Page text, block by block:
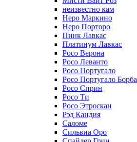
неизвестно кам
Неро Маркино
Неро Порторо
Пинк Лавкаc
Платинум Лавкас
Росо Верона
Росо Леванто
Росо Португало
Росо Португало Борба
Росо Сприн
Росо Ти
Росо Этроскан
Рэд Кандия
Саломе
Сильвиа Оро